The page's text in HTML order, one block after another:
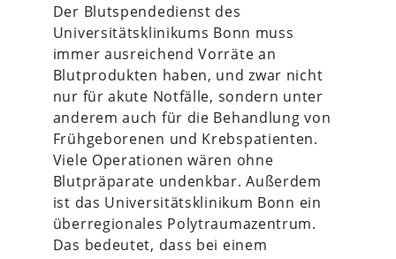
Der Blutspendedienst des
Universitätsklinikums Bonn muss
immer ausreichend Vorräte an
Blutprodukten haben, und zwar nicht
nur für akute Notfälle, sondern unter
anderem auch für die Behandlung von
Frühgeborenen und Krebspatienten.
Viele Operationen wären ohne
Blutpräparate undenkbar. Außerdem
ist das Universitätsklinikum Bonn ein
überregionales Polytraumazentrum.
Das bedeutet, dass bei einem